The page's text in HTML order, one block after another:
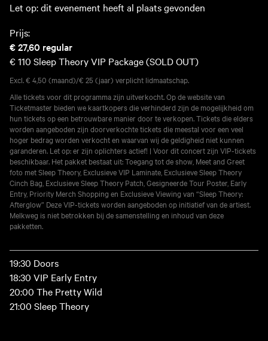
Let op: dit evenement heeft al plaats gevonden
Prijs:
€ 27,60 regular
€ 110 Sleep Theory VIP Package (SOLD OUT)
Excl. € 4,50 (maand)/€ 25 (jaar) verplicht lidmaatschap.
Alle tickets voor dit programma zijn uitverkocht. Op de website van
Ticketmaster bieden we kaartkopers die verhinderd zijn de mogelijkheid om
hun tickets op een betrouwbare manier door te verkopen. Tickets die elders
worden aangeboden zijn doorverkochte tickets die meestal voor een veel
hoger bedrag worden verkocht en waarvan wij de geldigheid niet kunnen
garanderen. Let op: er zijn oplichters actief! | Voor dit concert zijn VIP-tickets
beschikbaar. Het pakket bestaat uit: Toegang tot de show, Meet and Greet
foto met Sleep Theory, Exclusieve VIP Laminate, Exclusieve Sleep Theory
Cinch Bag, Exclusieve Sleep Theory Patch, Gesigneerde Tour Poster, Early
Entry, Priority Merch Shopping en Exclusieve Viewing van “Sleep Theory:
Afterglow” Deze VIP-tickets worden aangeboden op initiatief van de artiest.
Melkweg is niet betrokken bij de samenstelling en inhoud van deze
pakketten.
19:30 Doors
18:30 VIP Early Entry
20:00 The Pretty Wild
21:00 Sleep Theory